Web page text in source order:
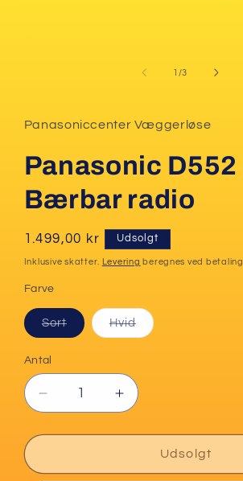
1 /af
3
Panasoniccenter Væggerløse
Panasonic D552
Bærbar radio
Normalpris
1.499,00 kr Udsolgt
Inklusive skatter. Levering beregnes ved betaling.
Farve
SortVarianten
er
HvidVarianten
er
Antal
Reducer
antallet
for
D552
Øg
antallet
for
Panasonic
D552
Udsolgt